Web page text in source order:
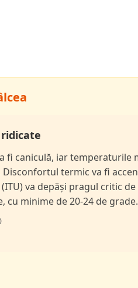
fi caniculă, iar temperaturile
termic va fi
va depăși pragul critic de
cu minime de 20-24 de grade.